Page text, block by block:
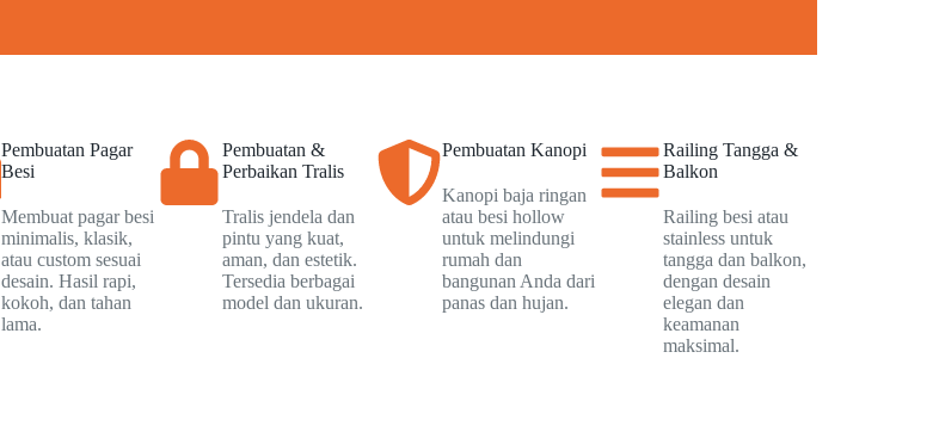
Pembuatan Pagar
Besi
Membuat pagar besi
minimalis, klasik,
atau custom sesuai
desain. Hasil rapi,
kokoh, dan tahan
lama.
Pembuatan &
Perbaikan Tralis
Tralis jendela dan
pintu yang kuat,
aman, dan estetik.
Tersedia berbagai
model dan ukuran.
Pembuatan Kanopi
Kanopi baja ringan
atau besi hollow
untuk melindungi
rumah dan
bangunan Anda dari
panas dan hujan.
Railing Tangga &
Balkon
Railing besi atau
stainless untuk
tangga dan balkon,
dengan desain
elegan dan
keamanan
maksimal.